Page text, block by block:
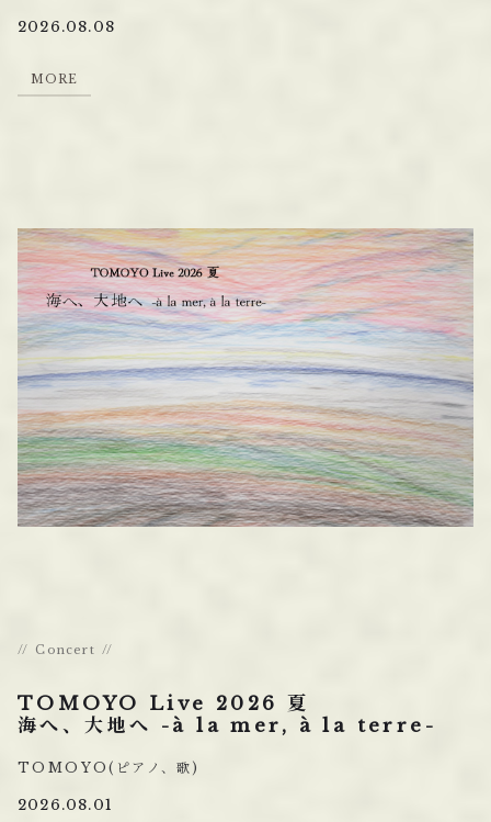
2026.08.08
MO RE
MORE
Concert
TOMOYO Live 2026 夏
海へ、大地へ -à la mer, à la terre-
TOMOYO(ピアノ、歌)
2026.08.01